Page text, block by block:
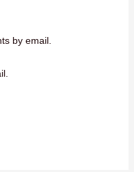
by email.